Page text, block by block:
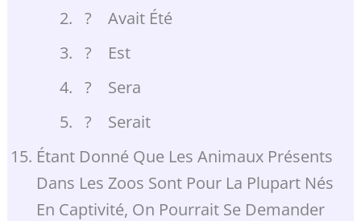
? Avait Été
? Est
? Sera
? Serait
Étant Donné Que Les Animaux Présents
Dans Les Zoos Sont Pour La Plupart Nés
En Captivité, On Pourrait Se Demander